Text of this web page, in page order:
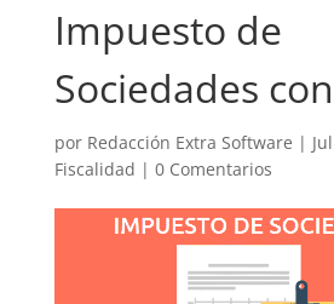
Impuesto de
Sociedades
por Redacción Extra Software |
Fiscalidad | 0 Comentarios